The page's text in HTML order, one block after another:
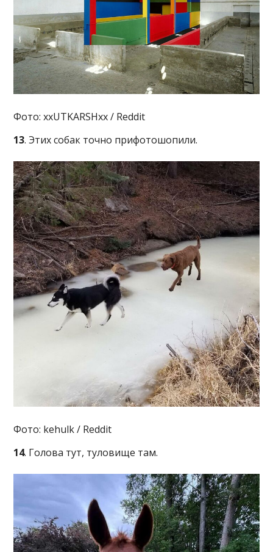
Фото: xxUTKARSHxx / Reddit
13. Этих собак точно прифотошопили.
Фото: kehulk / Reddit
14. Голова тут, туловище там.